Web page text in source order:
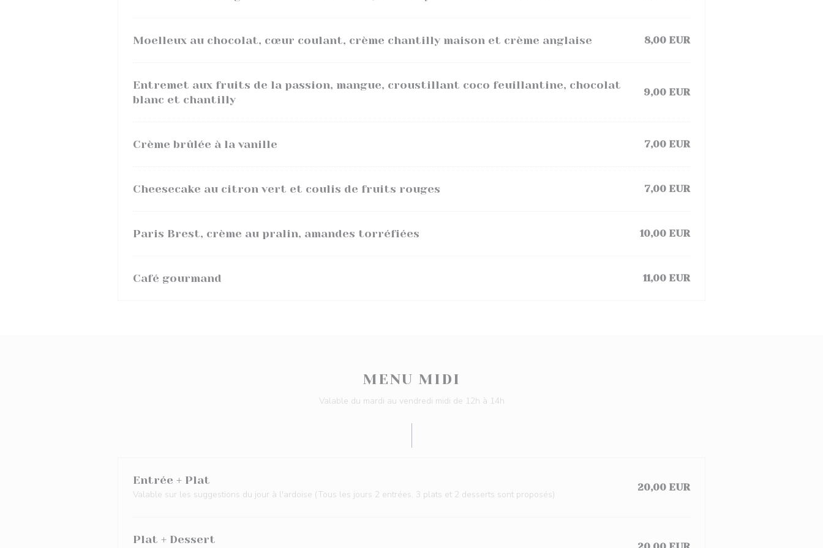
Moelleux au chocolat, cœur coulant, crème chantilly maison et crème anglaise 8,00 EUR
Entremet aux fruits de la passion, mangue, croustillant coco feuillantine, chocolat
blanc et chantilly
9,00 EUR
Crème brûlée à la vanille 7,00 EUR
Cheesecake au citron vert et coulis de fruits rouges 7,00 EUR
Paris Brest, crème au pralin, amandes torréfiées 10,00 EUR
Café gourmand 11,00 EUR
MENU MIDI
Valable du mardi au vendredi midi de 12h à 14h
Entrée + Plat
Valable sur les suggestions du jour à l'ardoise (Tous les jours 2 entrées, 3 plats et 2 desserts sont proposés)
20,00 EUR
Plat + Dessert